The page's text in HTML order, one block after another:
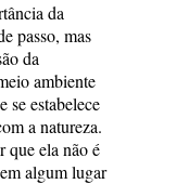
da
passo, mas
da
ambiente
se estabelece
a natureza.
que ela não é
algum lugar